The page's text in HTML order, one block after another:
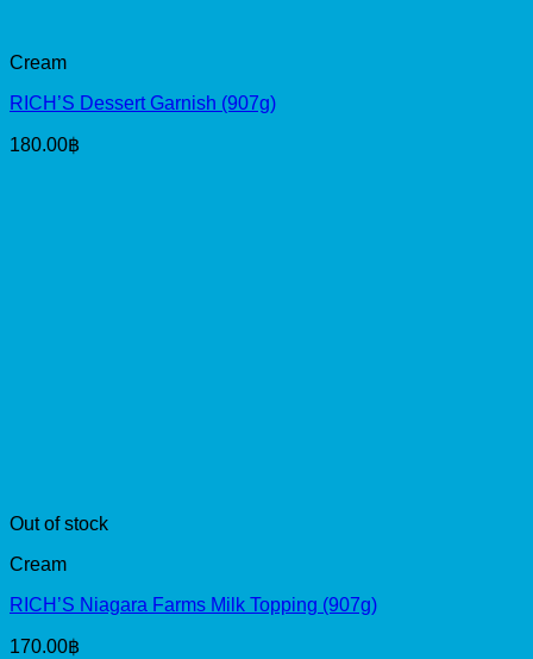
Cream
RICH’S Dessert Garnish (907g)
180.00฿
Out of stock
Cream
RICH’S Niagara Farms Milk Topping (907g)
170.00฿